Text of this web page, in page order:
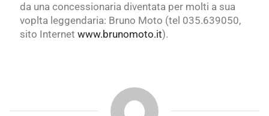
da una concessionaria diventata per molti a sua
voplta leggendaria: Bruno Moto (tel 035.639050,
sito Internet www.brunomoto.it).